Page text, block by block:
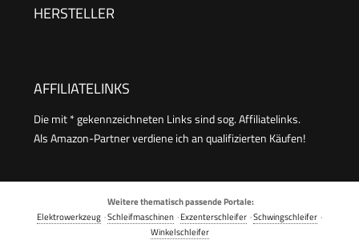
HERSTELLER
AFFILIATELINKS
Die mit * gekennzeichneten Links sind sog. Affiliatelinks.
Als Amazon-Partner verdiene ich an qualifizierten Käufen!
Weitere thematisch passende Portale:
Elektrowerkzeug ·Schleifmaschinen ·Exzenterschleifer ·Schwingschleifer ·
Winkelschleifer